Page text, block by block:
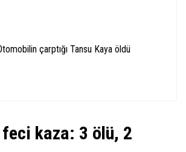
çarptığı Tansu Kaya öldü
kaza: 3 ölü, 2